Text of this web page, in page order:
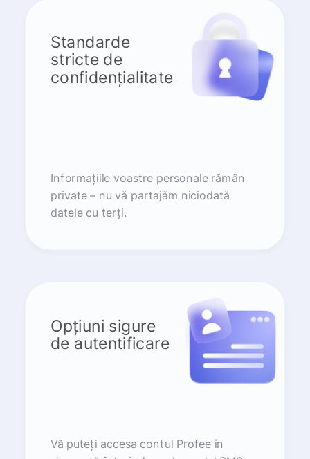
Standarde
stricte de
confidențialitate
Informațiile voastre personale rămân
private – nu vă partajăm niciodată
datele cu terți.
Opțiuni sigure
de autentificare
Vă puteți accesa contul Profee în